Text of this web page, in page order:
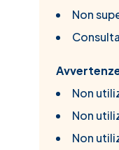
Non
Non
Non
Non